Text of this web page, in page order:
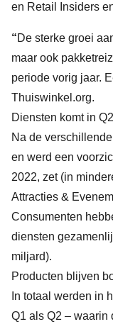
en Retail Insiders
“De sterke groei
maar ook
periode vorig jaar.
Thuiswinkel.org.
Diensten komt in
Na de
en werd een
2022, zet (in
Attracties &
Consumenten
diensten
miljard).
Producten blijven
In totaal werden in
Q1 als Q2 – waarin